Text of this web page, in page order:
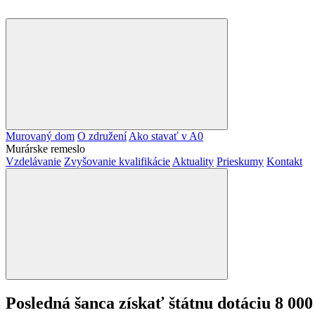
Murovaný dom O združení Ako stavať v A0
Murárske remeslo
Vzdelávanie Zvyšovanie kvalifikácie Aktuality Prieskumy Kontakt
Posledná šanca získať štátnu dotáciu 8